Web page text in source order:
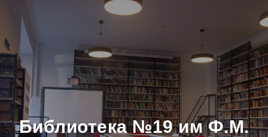
Библиотека №19 им Ф.М.